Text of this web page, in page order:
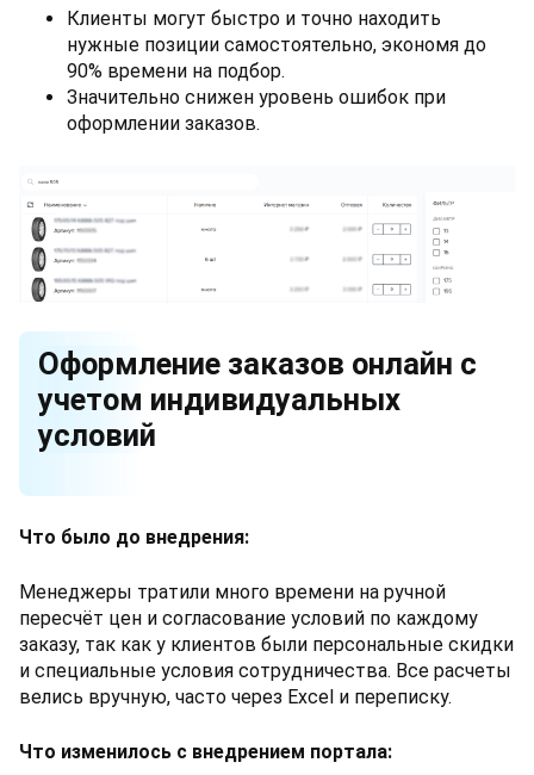
Клиенты могут быстро и точно находить
нужные позиции самостоятельно, экономя до
90% времени на подбор.
Значительно снижен уровень ошибок при
оформлении заказов.
Оформление заказов онлайн с
учетом индивидуальных
условий
Что было до внедрения:
Менеджеры тратили много времени на ручной
пересчёт цен и согласование условий по каждому
заказу, так как у клиентов были персональные скидки
и специальные условия сотрудничества. Все расчеты
велись вручную, часто через Excel и переписку.
Что изменилось с внедрением портала: